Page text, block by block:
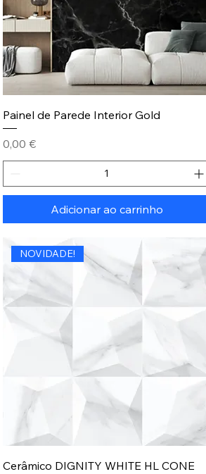
Painel de Parede Interior Gold
Preço
0,00 €
Adicionar ao carrinho
NOVIDADE!
Cerâmico DIGNITY WHITE HL CONE